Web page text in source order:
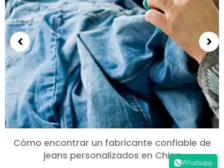
Cómo encontrar un fabricante confiable de
jeans personalizados en China
Whatsapp